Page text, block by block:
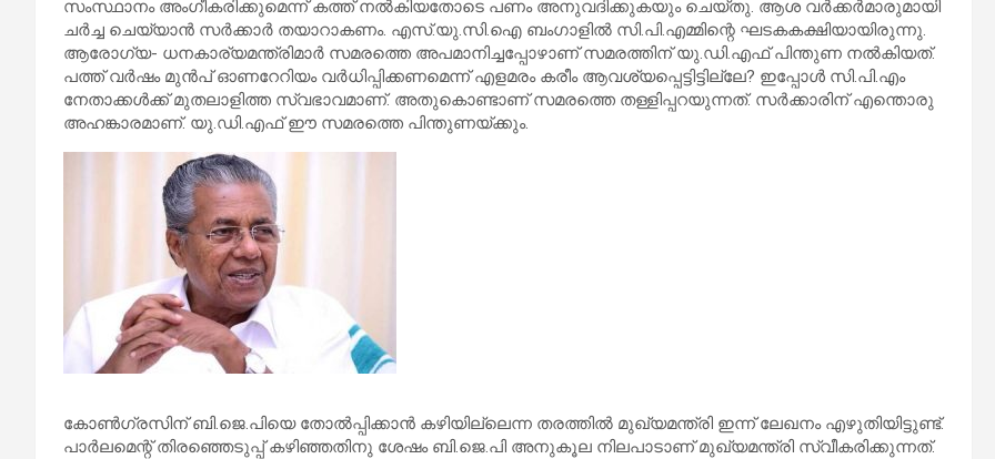
സംസ്ഥാനം അംഗീകരിക്കുമെന്ന് കത്ത് നല്‍കിയതോടെ പണം അനുവദിക്കുകയും ചെയ്തു. ആശ വര്‍ക്കര്‍മാരുമായി
ചര്‍ച്ച ചെയ്യാന്‍ സര്‍ക്കാര്‍ തയാറാകണം. എസ്.യു.സി.ഐ ബംഗാളില്‍ സി.പി.എമ്മിന്റെ ഘടകകക്ഷിയായിരുന്നു.
ആരോഗ്യ- ധനകാര്യമന്ത്രിമാര്‍ സമരത്തെ അപമാനിച്ചപ്പോഴാണ് സമരത്തിന് യു.ഡി.എഫ് പിന്തുണ നല്‍കിയത്.
പത്ത് വര്‍ഷം മുന്‍പ് ഓണറേറിയം വര്‍ധിപ്പിക്കണമെന്ന് എളമരം കരീം ആവശ്യപ്പെട്ടിട്ടില്ലേ? ഇപ്പോള്‍ സി.പി.എം
നേതാക്കള്‍ക്ക് മുതലാളിത്ത സ്വഭാവമാണ്. അതുകൊണ്ടാണ് സമരത്തെ തള്ളിപ്പറയുന്നത്. സര്‍ക്കാരിന് എന്തൊരു
അഹങ്കാരമാണ്. യു.ഡി.എഫ് ഈ സമരത്തെ പിന്തുണയ്ക്കും.
കോണ്‍ഗ്രസിന് ബി.ജെ.പിയെ തോല്‍പ്പിക്കാന്‍ കഴിയില്ലെന്ന തരത്തില്‍ മുഖ്യമന്ത്രി ഇന്ന് ലേഖനം എഴുതിയിട്ടുണ്ട്.
പാര്‍ലമെന്റ് തിരഞ്ഞെടുപ്പ് കഴിഞ്ഞതിനു ശേഷം ബി.ജെ.പി അനുകൂല നിലപാടാണ് മുഖ്യമന്ത്രി സ്വീകരിക്കുന്നത്.